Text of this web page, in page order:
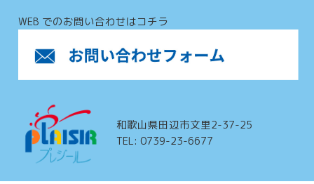
WEB でのお問い合わせはコチラ
和歌山県田辺市文里2-37-25
TEL: 0739-23-6677